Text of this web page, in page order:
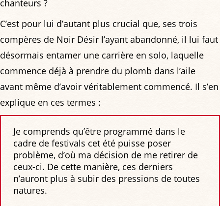
chanteurs ?
C’est pour lui d’autant plus crucial que, ses trois
compères de Noir Désir l’ayant abandonné, il lui faut
désormais entamer une carrière en solo, laquelle
commence déjà à prendre du plomb dans l’aile
avant même d’avoir véritablement commencé. Il s’en
explique en ces termes :
Je comprends qu’être programmé dans le
cadre de festivals cet été puisse poser
problème, d’où ma décision de me retirer de
ceux-ci. De cette manière, ces derniers
n’auront plus à subir des pressions de toutes
natures.